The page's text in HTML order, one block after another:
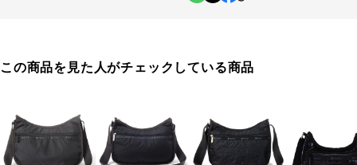
この商品を見た人がチェックしている商品